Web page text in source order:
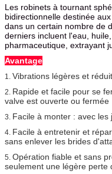
Les robinets à tournant
bidirectionnelle destinée
dans un certain nombre de
derniers incluent l'eau,
pharmaceutique, extrayant
Avantage
1. Vibrations légères et
2. Rapide et facile pour se
valve est ouverte ou fermée
3. Facile à monter : avec les
4. Facile à entretenir et
sans enlever les brides
5. Opération fiable et sans
seulement une légère perte